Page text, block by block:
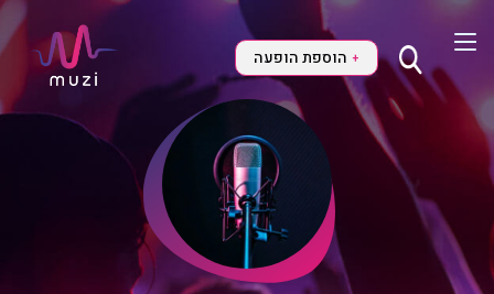
+ הוספת הופעה